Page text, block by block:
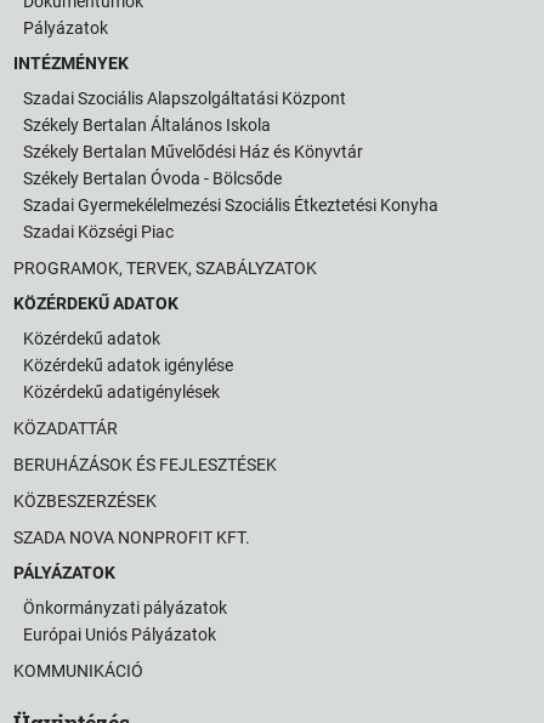
Pályázatok
INTÉZMÉNYEK
Szadai Szociális Alapszolgáltatási Központ
Székely Bertalan Általános Iskola
Székely Bertalan Művelődési Ház és Könyvtár
Székely Bertalan Óvoda - Bölcsőde
Szadai Gyermekélelmezési Szociális Étkeztetési Konyha
Szadai Községi Piac
PROGRAMOK, TERVEK, SZABÁLYZATOK
KÖZÉRDEKŰ ADATOK
Közérdekű adatok
Közérdekű adatok igénylése
Közérdekű adatigénylések
KÖZADATTÁR
BERUHÁZÁSOK ÉS FEJLESZTÉSEK
KÖZBESZERZÉSEK
SZADA NOVA NONPROFIT KFT.
PÁLYÁZATOK
Önkormányzati pályázatok
Európai Uniós Pályázatok
KOMMUNIKÁCIÓ